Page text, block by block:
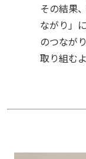
その結果
ながり」
のつなが
取り組む